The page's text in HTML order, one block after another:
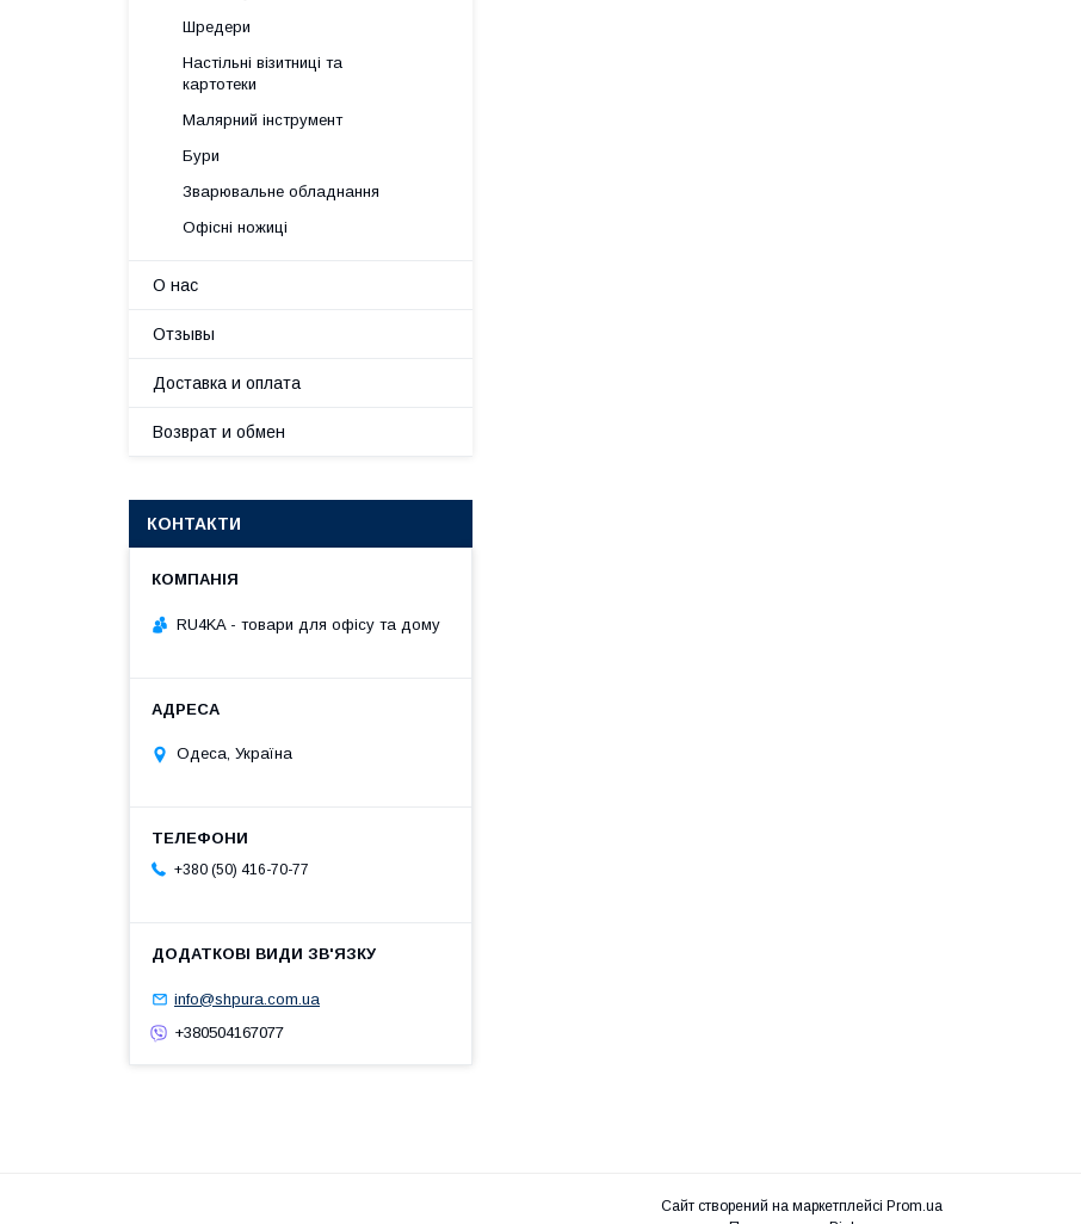
Шредери
Настільні візитниці та
картотеки
Малярний інструмент
Бури
Зварювальне обладнання
Офісні ножиці
О нас
Отзывы
Доставка и оплата
Возврат и обмен
КОНТАКТИ
RU4KA - товари для офісу та дому
Одеса, Україна
+380 (50) 416-70-77
info@shpura.com.ua
+380504167077
Сайт створений на маркетплейсі Prom.ua